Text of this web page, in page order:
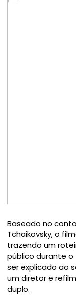
Baseado no
Tchaikovsky, o
trazendo um
público durante
ser explicado ao
um diretor e
duplo.